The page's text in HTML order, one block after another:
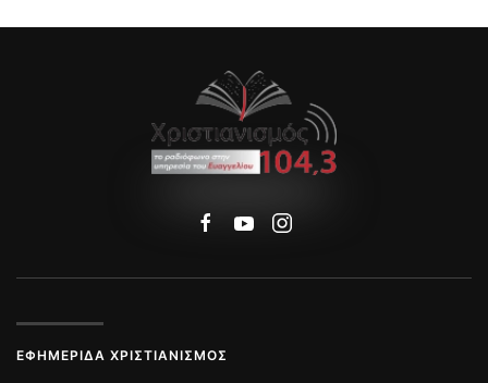
ΕΦΗΜΕΡΊΔΑ ΧΡΙΣΤΙΑΝΙΣΜΌΣ